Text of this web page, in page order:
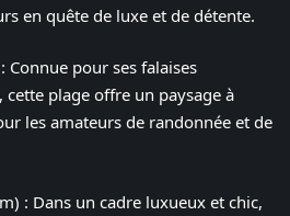
en quête de luxe et de détente.
Connue pour ses falaises
cette plage offre un paysage à
les amateurs de randonnée et de
: Dans un cadre luxueux et chic,